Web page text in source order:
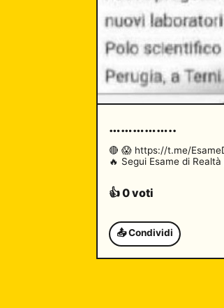
……………..
🔴 😱 https://t.me/
🔥 Segui Esame di
👍 0 voti
📤 Condividi